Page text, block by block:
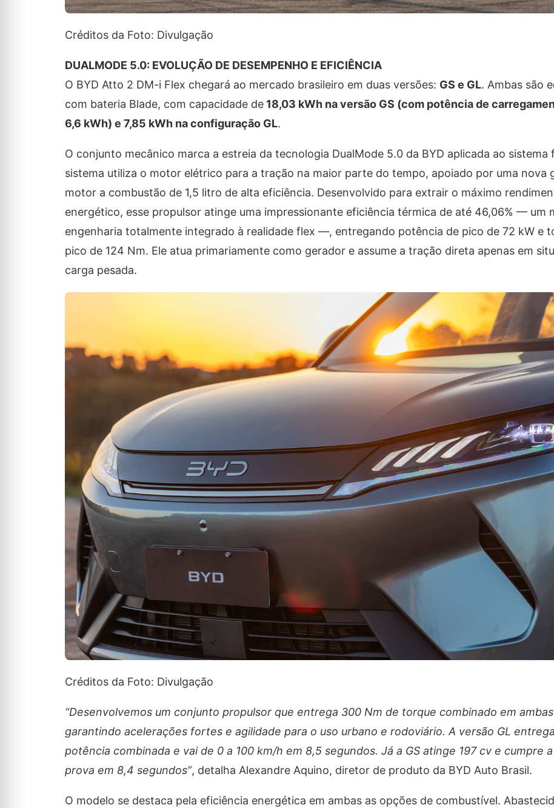
Créditos da Foto: Divulgação
DUALMODE 5.0: EVOLUÇÃO DE DESEMPENHO E EFICIÊNCIA
O BYD Atto 2 DM-i Flex chegará ao mercado brasileiro em duas versões: GS e GL. Ambas são
com bateria Blade, com capacidade de18,03 kWh na versão GS (com potência de
6,6 kWh) e 7,85 kWh na configuração GL.
O conjunto mecânico marca a estreia da tecnologia DualMode 5.0 da BYD aplicada ao sistema
sistema utiliza o motor elétrico para a tração na maior parte do tempo, apoiado por uma nova
motor a combustão de 1,5 litro de alta eficiência. Desenvolvido para extrair o máximo
energético, esse propulsor atinge uma impressionante eficiência térmica de até 46,06% — um
engenharia totalmente integrado à realidade flex —, entregando potência de pico de 72 kW e
pico de 124 Nm. Ele atua primariamente como gerador e assume a tração direta apenas em
carga pesada.
Créditos da Foto: Divulgação
“Desenvolvemos um conjunto propulsor que entrega 300 Nm de torque combinado em
garantindo acelerações fortes e agilidade para o uso urbano e rodoviário. A versão GL
potência combinada e vai de 0 a 100 km/h em 8,5 segundos. Já a GS atinge 197 cv e cumpre
prova em 8,4 segundos”, detalha Alexandre Aquino, diretor de produto da BYD Auto Brasil.
O modelo se destaca pela eficiência energética em ambas as opções de combustível.